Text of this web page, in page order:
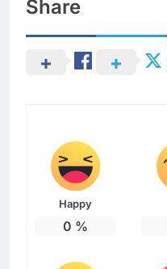
Share
Happy
0 %